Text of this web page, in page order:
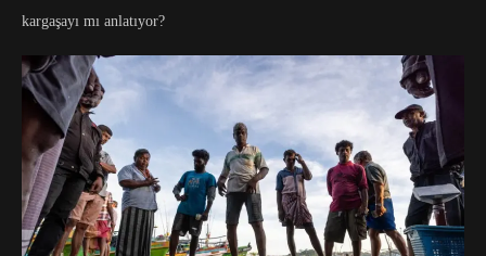
kargaşayı mı anlatıyor?